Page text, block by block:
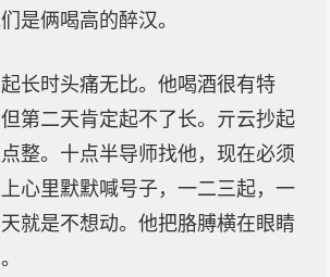
是俩喝高的醉汉。
长时头痛无比。他喝酒很有特
第二天肯定起不了长。亓云抄起
整。十点半导师找他，现在必须
心里默默喊号子，一二三起，一
就是不想动。他把胳膊横在眼睛